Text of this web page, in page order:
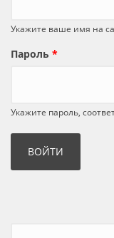
Укажите ваше имя на
Пароль *
Укажите пароль,